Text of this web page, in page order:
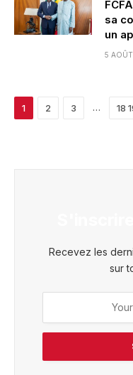
sa
un
5
1 2 3 … 18
Recevez les
sur